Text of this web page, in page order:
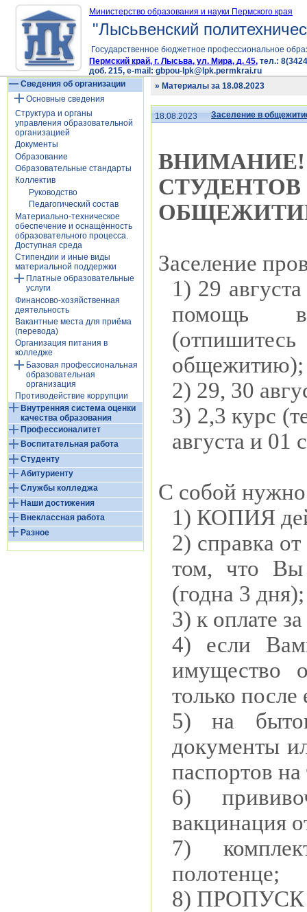
Министерство образования и науки Пермского края
"Лысьвенский
Государственное бюджетное профессиональное
Пермский край, г. Лысьва, ул. Мира, д. 45, тел.:
доб. 215, e-mail: gbpou-lpk@lpk.permkrai.ru
Сведения об организации
Основные сведения
Структура и органы
управления образовательной
организацией
Документы
Образование
Образовательные стандарты
Коллектив
Руководство
Педагогический состав
Материально-техническое
обеспечение и оснащённость
образовательного процесса.
Доступная среда
Стипендии и иные виды
материальной поддержки
Платные образовательные
услуги
Финансово-хозяйственная
деятельность
Вакантные места для приёма
(перевода)
Организация питания в
колледже
Базовая профессиональная
образовательная
организация
Противодействие коррупции
Внутренняя система оценки
качества образования
Профессионалитет
Воспитательная работа
Студенту
Абитуриенту
Службы колледжа
Наши достижения
Внеклассная работа
Разное
» Материалы за 18.08.2023
18.08.2023 Заселение в
ОБЩЕЖИТИЕ
Заселение
1) 29
помощь в
общежитию);
2) 29, 30
3) 2,3 курс
августа и 01
С собой
1) КОПИЯ
2) справка
том, что Вы
(годна 3 дня);
3) к оплате
4) если
имущество
только после
5) на
документы
паспортов
6)
вакцинация
7)
полотенце;
8) ПРОПУСК